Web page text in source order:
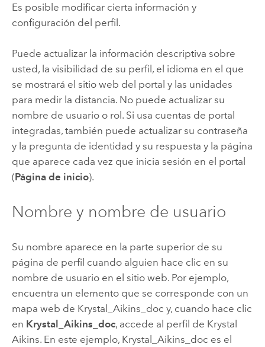
Es posible modificar cierta información y
configuración del perfil.
Puede actualizar la información descriptiva sobre
usted, la visibilidad de su perfil, el idioma en el que
se mostrará el sitio web del portal y las unidades
para medir la distancia. No puede actualizar su
nombre de usuario o rol. Si usa cuentas de portal
integradas, también puede actualizar su contraseña
y la pregunta de identidad y su respuesta y la página
que aparece cada vez que inicia sesión en el portal
(Página de inicio).
Nombre y nombre de usuario
Su nombre aparece en la parte superior de su
página de perfil cuando alguien hace clic en su
nombre de usuario en el sitio web. Por ejemplo,
encuentra un elemento que se corresponde con un
mapa web de Krystal_Aikins_doc y, cuando hace clic
en Krystal_Aikins_doc, accede al perfil de Krystal
Aikins. En este ejemplo, Krystal_Aikins_doc es el